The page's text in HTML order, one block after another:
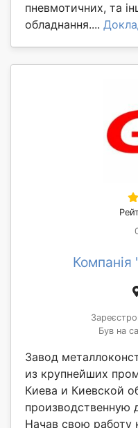
пневмотичних, та
обладнання....
Був на
Завод
из крупнейших
Киева и Киевской
производственную
Начав свою работу